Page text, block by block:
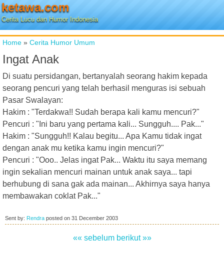
ketawa.com
Cerita Lucu dan Humor Indonesia
Home » Cerita Humor Umum
Ingat Anak
Di suatu persidangan, bertanyalah seorang hakim kepada
seorang pencuri yang telah berhasil menguras isi sebuah
Pasar Swalayan:
Hakim : "Terdakwa!! Sudah berapa kali kamu mencuri?"
Pencuri : "Ini baru yang pertama kali... Sungguh.... Pak..."
Hakim : "Sungguh!! Kalau begitu... Apa Kamu tidak ingat
dengan anak mu ketika kamu ingin mencuri?"
Pencuri : "Ooo.. Jelas ingat Pak... Waktu itu saya memang
ingin sekalian mencuri mainan untuk anak saya... tapi
berhubung di sana gak ada mainan... Akhirnya saya hanya
membawakan coklat Pak..."
Sent by: Rendra posted on 31 December 2003
«« sebelum berikut »»